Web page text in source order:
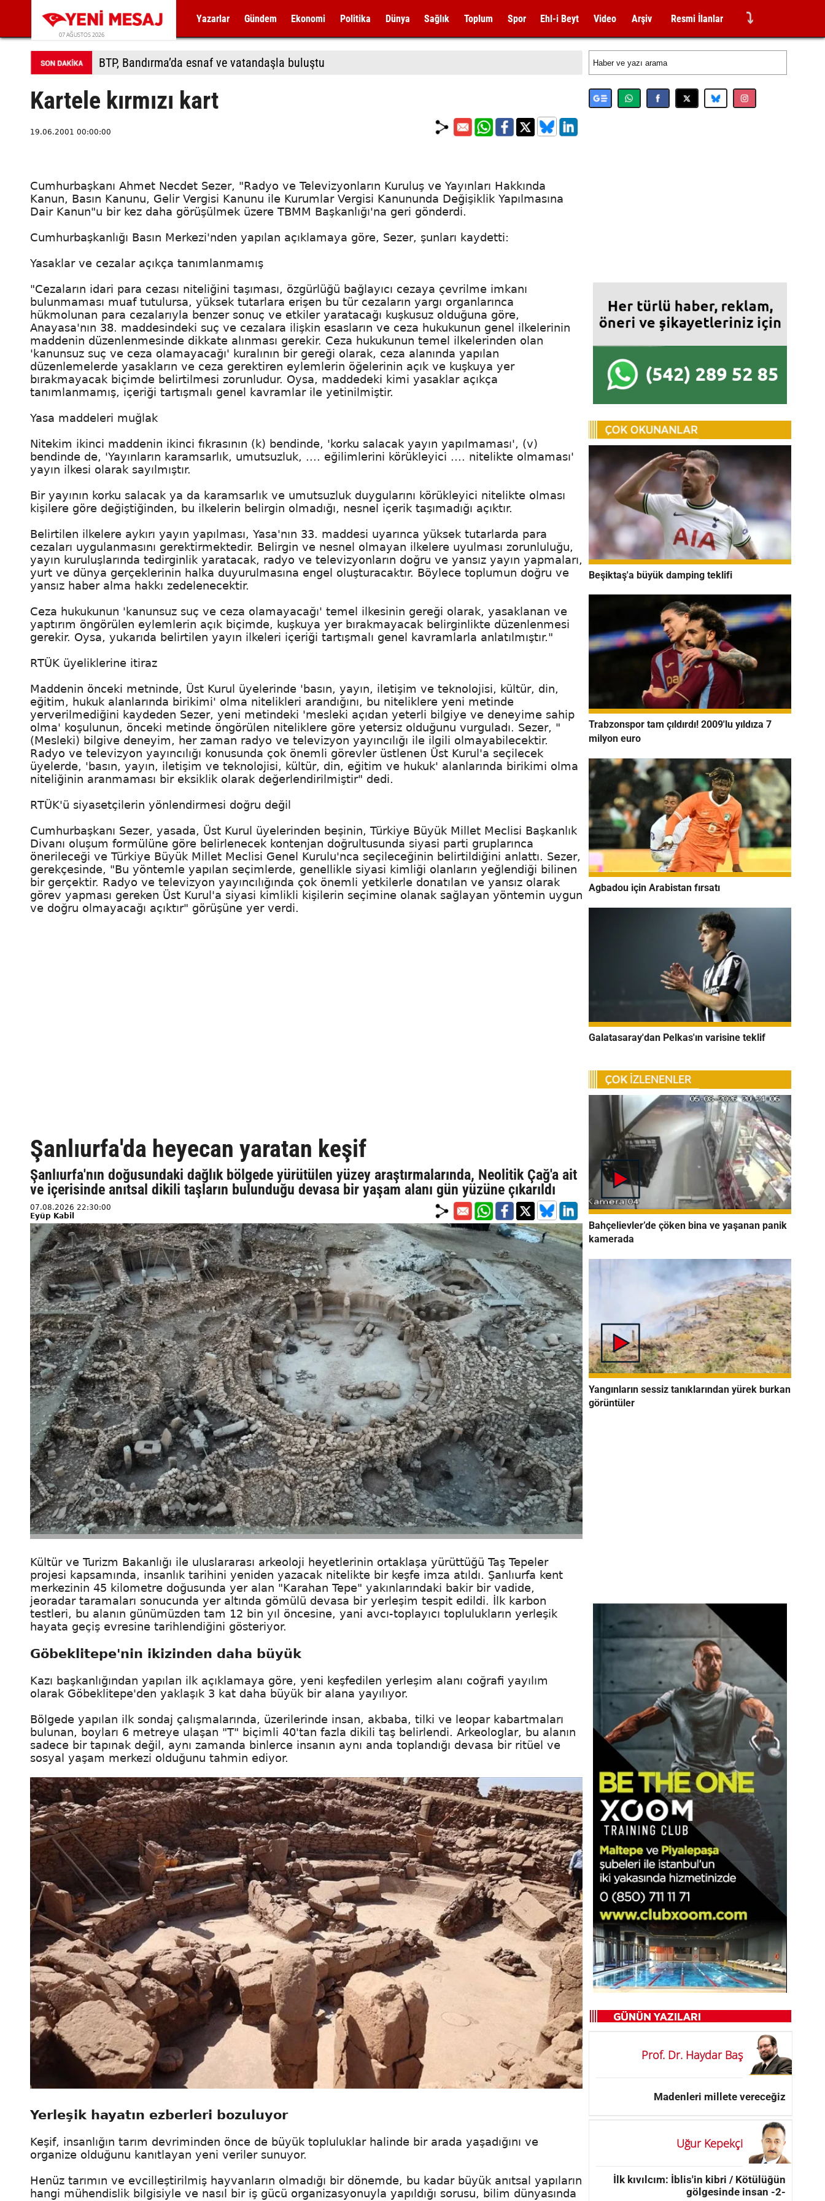
07 AĞUSTOS 2026
Yazarlar Gündem Ekonomi Politika Dünya Sağlık Toplum Spor Ehl-i Beyt Video Arşiv Resmi İlanlar ⤵
BTP, Bandırma’da esnaf ve vatandaşla buluştu
Kartele kırmızı kart
19.06.2001 00:00:00
Cumhurbaşkanı Ahmet Necdet Sezer, "Radyo ve Televizyonların Kuruluş ve Yayınları Hakkında
Kanun, Basın Kanunu, Gelir Vergisi Kanunu ile Kurumlar Vergisi Kanununda Değişiklik Yapılmasına
Dair Kanun"u bir kez daha görüşülmek üzere TBMM Başkanlığı'na geri gönderdi.
Cumhurbaşkanlığı Basın Merkezi'nden yapılan açıklamaya göre, Sezer, şunları kaydetti:
Yasaklar ve cezalar açıkça tanımlanmamış
"Cezaların idari para cezası niteliğini taşıması, özgürlüğü bağlayıcı cezaya çevrilme imkanı
bulunmaması muaf tutulursa, yüksek tutarlara erişen bu tür cezaların yargı organlarınca
hükmolunan para cezalarıyla benzer sonuç ve etkiler yaratacağı kuşkusuz olduğuna göre,
Anayasa'nın 38. maddesindeki suç ve cezalara ilişkin esasların ve ceza hukukunun genel ilkelerinin
maddenin düzenlenmesinde dikkate alınması gerekir. Ceza hukukunun temel ilkelerinden olan
'kanunsuz suç ve ceza olamayacağı' kuralının bir gereği olarak, ceza alanında yapılan
düzenlemelerde yasakların ve ceza gerektiren eylemlerin öğelerinin açık ve kuşkuya yer
bırakmayacak biçimde belirtilmesi zorunludur. Oysa, maddedeki kimi yasaklar açıkça
tanımlanmamış, içeriği tartışmalı genel kavramlar ile yetinilmiştir.
Yasa maddeleri muğlak
Nitekim ikinci maddenin ikinci fıkrasının (k) bendinde, 'korku salacak yayın yapılmaması', (v)
bendinde de, 'Yayınların karamsarlık, umutsuzluk, .... eğilimlerini körükleyici .... nitelikte olmaması'
yayın ilkesi olarak sayılmıştır.
Bir yayının korku salacak ya da karamsarlık ve umutsuzluk duygularını körükleyici nitelikte olması
kişilere göre değiştiğinden, bu ilkelerin belirgin olmadığı, nesnel içerik taşımadığı açıktır.
Belirtilen ilkelere aykırı yayın yapılması, Yasa'nın 33. maddesi uyarınca yüksek tutarlarda para
cezaları uygulanmasını gerektirmektedir. Belirgin ve nesnel olmayan ilkelere uyulması zorunluluğu,
yayın kuruluşlarında tedirginlik yaratacak, radyo ve televizyonların doğru ve yansız yayın yapmaları,
yurt ve dünya gerçeklerinin halka duyurulmasına engel oluşturacaktır. Böylece toplumun doğru ve
yansız haber alma hakkı zedelenecektir.
Ceza hukukunun 'kanunsuz suç ve ceza olamayacağı' temel ilkesinin gereği olarak, yasaklanan ve
yaptırım öngörülen eylemlerin açık biçimde, kuşkuya yer bırakmayacak belirginlikte düzenlenmesi
gerekir. Oysa, yukarıda belirtilen yayın ilkeleri içeriği tartışmalı genel kavramlarla anlatılmıştır."
RTÜK üyeliklerine itiraz
Maddenin önceki metninde, Üst Kurul üyelerinde 'basın, yayın, iletişim ve teknolojisi, kültür, din,
eğitim, hukuk alanlarında birikimi' olma nitelikleri arandığını, bu niteliklere yeni metinde
yerverilmediğini kaydeden Sezer, yeni metindeki 'mesleki açıdan yeterli bilgiye ve deneyime sahip
olma' koşulunun, önceki metinde öngörülen niteliklere göre yetersiz olduğunu vurguladı. Sezer, "
(Mesleki) bilgive deneyim, her zaman radyo ve televizyon yayıncılığı ile ilgili olmayabilecektir.
Radyo ve televizyon yayıncılığı konusunda çok önemli görevler üstlenen Üst Kurul'a seçilecek
üyelerde, 'basın, yayın, iletişim ve teknolojisi, kültür, din, eğitim ve hukuk' alanlarında birikimi olma
niteliğinin aranmaması bir eksiklik olarak değerlendirilmiştir" dedi.
RTÜK'ü siyasetçilerin yönlendirmesi doğru değil
Cumhurbaşkanı Sezer, yasada, Üst Kurul üyelerinden beşinin, Türkiye Büyük Millet Meclisi Başkanlık
Divanı oluşum formülüne göre belirlenecek kontenjan doğrultusunda siyasi parti gruplarınca
önerileceği ve Türkiye Büyük Millet Meclisi Genel Kurulu'nca seçileceğinin belirtildiğini anlattı. Sezer,
gerekçesinde, "Bu yöntemle yapılan seçimlerde, genellikle siyasi kimliği olanların yeğlendiği bilinen
bir gerçektir. Radyo ve televizyon yayıncılığında çok önemli yetkilerle donatılan ve yansız olarak
görev yapması gereken Üst Kurul'a siyasi kimlikli kişilerin seçimine olanak sağlayan yöntemin uygun
ve doğru olmayacağı açıktır" görüşüne yer verdi.
Şanlıurfa'da heyecan yaratan keşif
Şanlıurfa'nın doğusundaki dağlık bölgede yürütülen yüzey araştırmalarında, Neolitik Çağ'a ait
ve içerisinde anıtsal dikili taşların bulunduğu devasa bir yaşam alanı gün yüzüne çıkarıldı
07.08.2026 22:30:00
Eyüp Kabil
Kültür ve Turizm Bakanlığı ile uluslararası arkeoloji heyetlerinin ortaklaşa yürüttüğü Taş Tepeler
projesi kapsamında, insanlık tarihini yeniden yazacak nitelikte bir keşfe imza atıldı. Şanlıurfa kent
merkezinin 45 kilometre doğusunda yer alan "Karahan Tepe" yakınlarındaki bakir bir vadide,
jeoradar taramaları sonucunda yer altında gömülü devasa bir yerleşim tespit edildi. İlk karbon
testleri, bu alanın günümüzden tam 12 bin yıl öncesine, yani avcı-toplayıcı toplulukların yerleşik
hayata geçiş evresine tarihlendiğini gösteriyor.
Göbeklitepe'nin ikizinden daha büyük
Kazı başkanlığından yapılan ilk açıklamaya göre, yeni keşfedilen yerleşim alanı coğrafi yayılım
olarak Göbeklitepe'den yaklaşık 3 kat daha büyük bir alana yayılıyor.
Bölgede yapılan ilk sondaj çalışmalarında, üzerilerinde insan, akbaba, tilki ve leopar kabartmaları
bulunan, boyları 6 metreye ulaşan "T" biçimli 40'tan fazla dikili taş belirlendi. Arkeologlar, bu alanın
sadece bir tapınak değil, aynı zamanda binlerce insanın aynı anda toplandığı devasa bir ritüel ve
sosyal yaşam merkezi olduğunu tahmin ediyor.
Yerleşik hayatın ezberleri bozuluyor
Keşif, insanlığın tarım devriminden önce de büyük topluluklar halinde bir arada yaşadığını ve
organize olduğunu kanıtlayan yeni veriler sunuyor.
Henüz tarımın ve evcilleştirilmiş hayvanların olmadığı bir dönemde, bu kadar büyük anıtsal yapıların
hangi mühendislik bilgisiyle ve nasıl bir iş gücü organizasyonuyla yapıldığı sorusu, bilim dünyasında
Beşiktaş'a büyük damping teklifi
Trabzonspor tam çıldırdı! 2009'lu yıldıza 7
milyon euro
Agbadou için Arabistan fırsatı
Galatasaray'dan Pelkas'ın varisine teklif
Bahçelievler’de çöken bina ve yaşanan panik
kamerada
Yangınların sessiz tanıklarından yürek burkan
görüntüler
Prof. Dr. Haydar Baş
Madenleri millete vereceğiz
Uğur Kepekçi
İlk kıvılcım: İblis'in kibri / Kötülüğün
gölgesinde insan -2-